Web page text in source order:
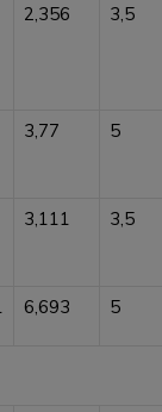
2,356 3,5
3,77 5
3,111 3,5
6,693 5